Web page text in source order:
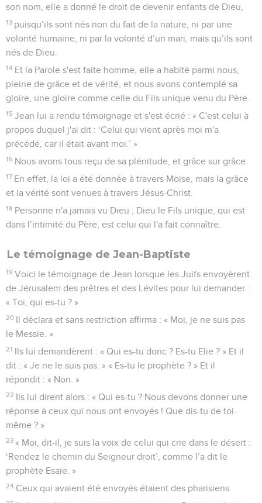
temple, ainsi que les brebis et les bœufs. Il dispersa la
monnaie des changeurs et renversa leurs tables.
Et il dit aux vendeurs de pigeons : « Enlevez cela d'ici, ne
faites pas de la maison de mon Père une maison de
commerce. »
17 Ses disciples se souvinrent qu'il est écrit : Le zèle de ta
maison me dévore.
18
Les Juifs prirent la parole et lui dirent : « Quel signe nous
montres-tu, pour agir de cette manière ? »
19 Jésus leur répondit : « Détruisez ce temple et en 3 jours je
le relèverai. »
20 Les Juifs dirent : « Il a fallu 46 ans pour construire ce
temple et toi, en 3 jours tu le relèverais ! »
21 Cependant, lui parlait du temple de son corps.
22 C’est pourquoi, lorsqu'il fut ressuscité, ses disciples se
parole que Jésus avait dite.
Jésus connaît bien le cœur humain
23 Pendant que Jésus était à Jérusalem, lors de la fête de la
Pâque, beaucoup crurent en lui en voyant les signes
miraculeux qu'il faisait.
24 Mais Jésus n'avait pas confiance en eux, parce qu'il les
connaissait tous.
25 Il n'avait pas besoin qu'on le renseigne sur les hommes,
car il savait lui-même ce qui est dans l'homme.
Jean
Les vidéos ne sont pas disponibles aux USA et C anada.
Jésus et Nicodème